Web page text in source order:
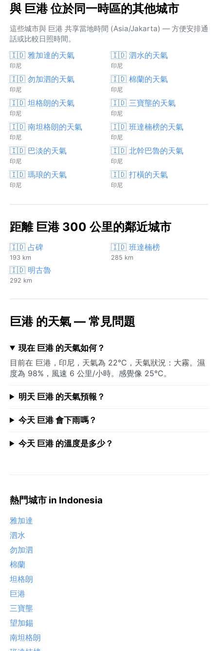
與 巨港 位於同一時區的其他城市
這些城市與 巨港 共享當地時間 (Asia/Jakarta) — 方便安排通
話或比較日照時間。
🇮🇩 雅加達的天氣
印尼
🇮🇩 泗水的天氣
印尼
🇮🇩 勿加泗的天氣
印尼
🇮🇩 棉蘭的天氣
印尼
🇮🇩 坦格朗的天氣
印尼
🇮🇩 三寶壟的天氣
印尼
🇮🇩 南坦格朗的天氣
印尼
🇮🇩 班達楠榜的天氣
印尼
🇮🇩 巴淡的天氣
印尼
🇮🇩 北幹巴魯的天氣
印尼
🇮🇩 瑪琅的天氣
印尼
🇮🇩 打橫的天氣
印尼
距離 巨港 300 公里的鄰近城市
🇮🇩 占碑
193 km
🇮🇩 班達楠榜
285 km
🇮🇩 明古魯
292 km
巨港 的天氣 — 常見問題
現在 巨港 的天氣如何？
目前在 巨港，印尼，天氣為 22°C，天氣狀況：大霧。濕
度為 98%，風速 6 公里/小時。感覺像 25°C。
明天 巨港 的天氣預報？
今天 巨港 會下雨嗎？
今天 巨港 的溫度是多少？
熱門城市 in Indonesia
雅加達
泗水
勿加泗
棉蘭
坦格朗
巨港
三寶壟
望加錫
南坦格朗